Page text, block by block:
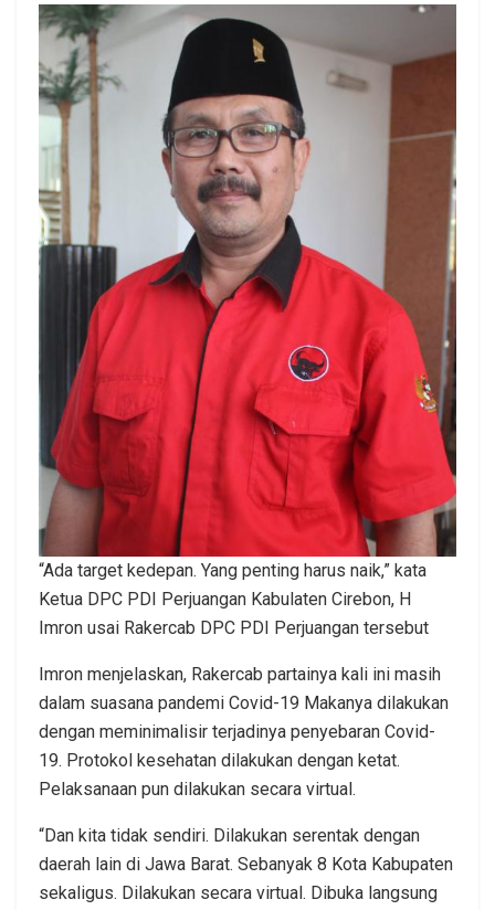
“Ada target kedepan. Yang penting harus naik,” kata
Ketua DPC PDI Perjuangan Kabulaten Cirebon, H
Imron usai Rakercab DPC PDI Perjuangan tersebut
Imron menjelaskan, Rakercab partainya kali ini masih
dalam suasana pandemi Covid-19 Makanya dilakukan
dengan meminimalisir terjadinya penyebaran Covid-
19. Protokol kesehatan dilakukan dengan ketat.
Pelaksanaan pun dilakukan secara virtual.
“Dan kita tidak sendiri. Dilakukan serentak dengan
daerah lain di Jawa Barat. Sebanyak 8 Kota Kabupaten
sekaligus. Dilakukan secara virtual. Dibuka langsung